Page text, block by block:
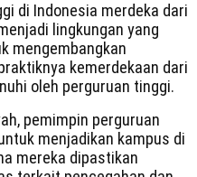
di Indonesia merdeka dari
lingkungan yang
mengembangkan
kemerdekaan dari
oleh perguruan tinggi.
pemimpin perguruan
menjadikan kampus di
mereka dipastikan